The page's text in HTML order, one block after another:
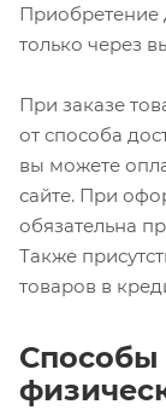
Приобретение
только через
При заказе
от способа
вы можете
сайте. При
обязательна
Также
товаров в
Способы